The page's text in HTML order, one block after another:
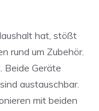
hat, stößt
rund um Zubehör.
Beide Geräte
austauschbar.
mit beiden